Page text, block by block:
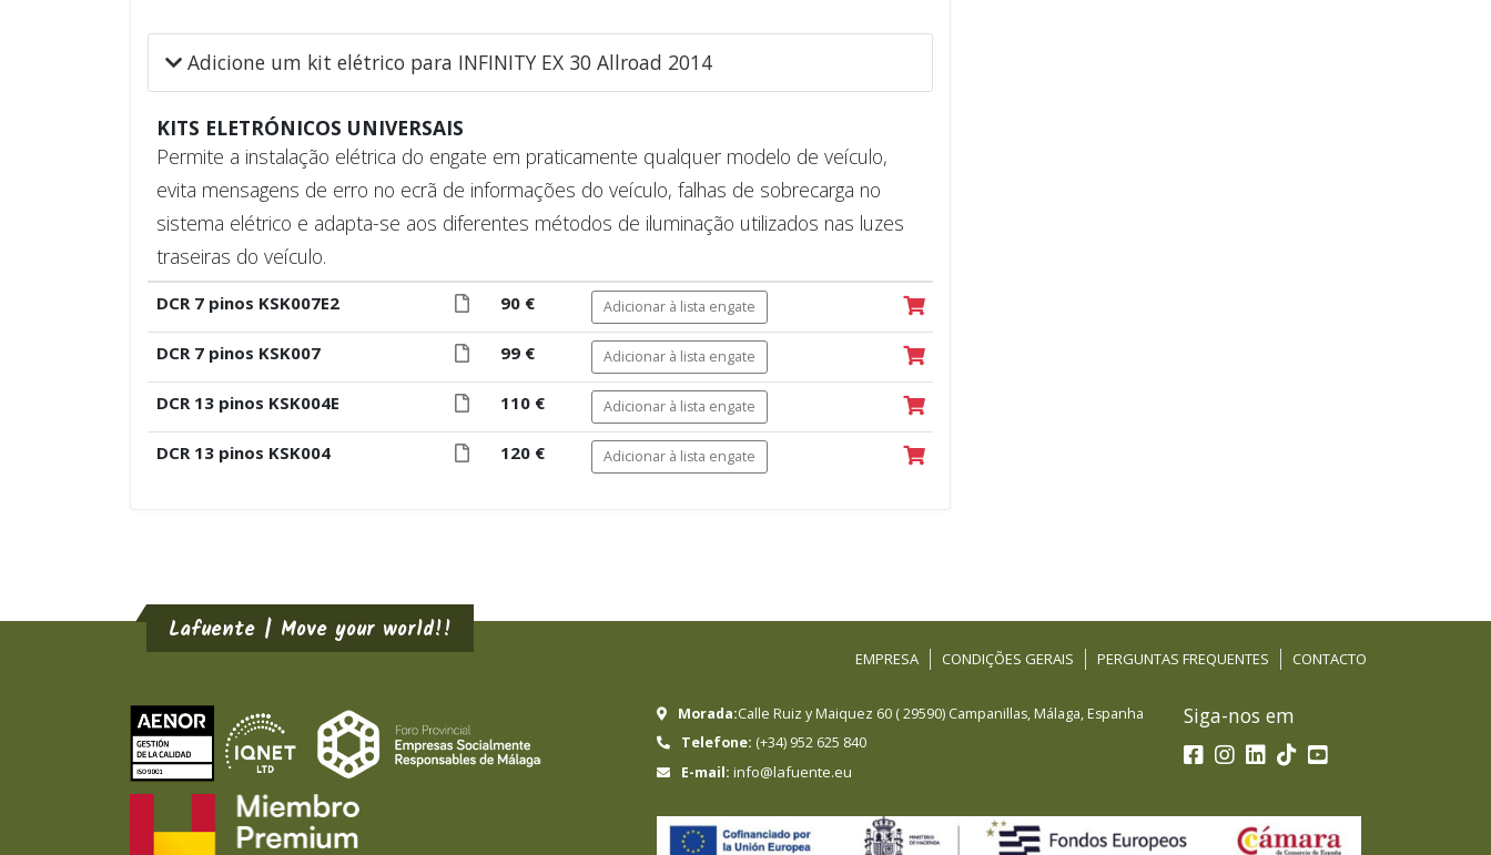
Adicione um kit elétrico para INFINITY EX 30 Allroad 2014
KITS ELETRÓNICOS UNIVERSAIS
Permite a instalação elétrica do engate em praticamente qualquer modelo de veículo,
evita mensagens de erro no ecrã de informações do veículo, falhas de sobrecarga no
sistema elétrico e adapta-se aos diferentes métodos de iluminação utilizados nas luzes
traseiras do veículo.
DCR 7 pinos KSK007E2 90 € Adicionar à lista engate
DCR 7 pinos KSK007 99 € Adicionar à lista engate
DCR 13 pinos KSK004E 110 € Adicionar à lista engate
DCR 13 pinos KSK004 120 € Adicionar à lista engate
Lafuente | Move your world!!
EMPRESA CONDIÇÕES GERAIS PERGUNTAS FREQUENTES CONTACTO
Morada:Calle Ruiz y Maiquez 60 (29590) Campanillas, Málaga, Espanha
Telefone: (+34) 952 625 840
E-mail: info@lafuente.eu
Siga-nos em